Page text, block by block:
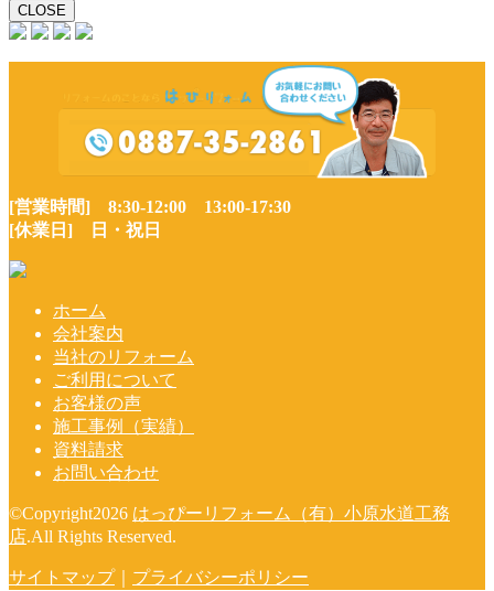
CLOSE
[営業時間] 8:30-12:00 13:00-17:30
[休業日] 日・祝日
ホーム
会社案内
当社のリフォーム
ご利用について
お客様の声
施工事例（実績）
資料請求
お問い合わせ
©Copyright2026 はっぴーリフォーム（有）小原水道工務
店.All Rights Reserved.
サイトマップ｜ プライバシーポリシー